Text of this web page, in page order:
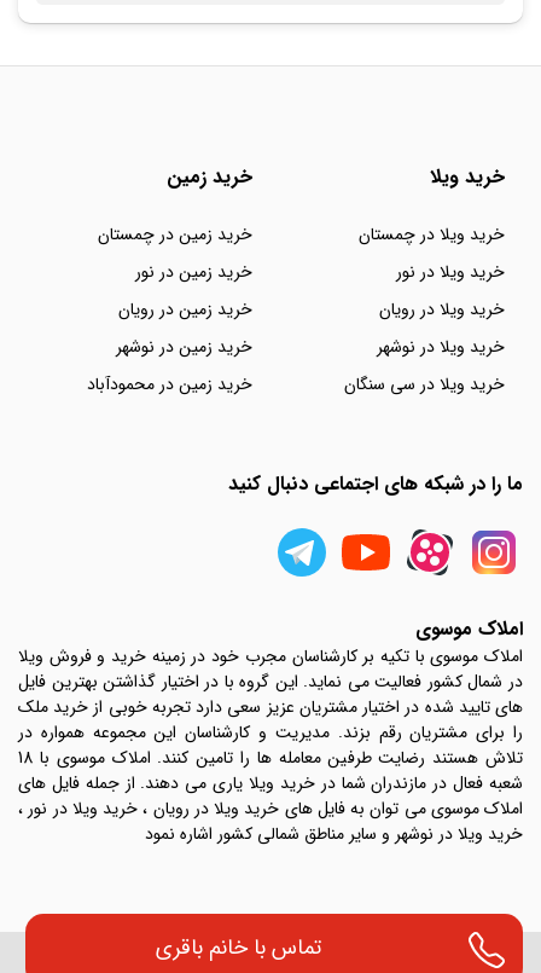
تماس با خانم باقری
خرید ویلا
خرید ویلا در چمستان
خرید ویلا در نور
خرید ویلا در رویان
خرید ویلا در نوشهر
خرید ویلا در سی سنگان
خرید زمین
خرید زمین در چمستان
خرید زمین در نور
خرید زمین در رویان
خرید زمین در نوشهر
خرید زمین در محمودآباد
ما را در شبکه های اجتماعی دنبال کنید
املاک موسوی
املاک موسوی با تکیه بر کارشناسان مجرب خود در زمینه خرید و فروش ویلا
در شمال کشور فعالیت می نماید. این گروه با در اختیار گذاشتن بهترین فایل
های تایید شده در اختیار مشتریان عزیز سعی دارد تجربه خوبی از خرید ملک
را برای مشتریان رقم بزند. مدیریت و کارشناسان این مجموعه همواره در
تلاش هستند رضایت طرفین معامله ها را تامین کنند. املاک موسوی با 18
شعبه فعال در مازندران شما در خرید ویلا یاری می دهند. از جمله فایل های
املاک موسوی می توان به فایل های خرید ویلا در رویان ، خرید ویلا در نور ،
خرید ویلا در نوشهر و سایر مناطق شمالی کشور اشاره نمود